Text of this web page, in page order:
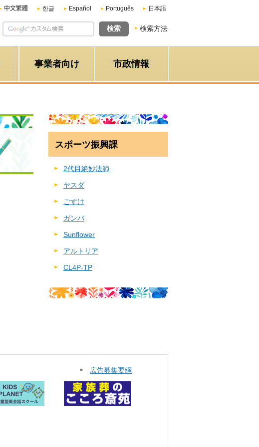
中文繁體 한글 Español Português 日本語
検索方法
事業者向け 市政情報
スポーツ振興課
2代目絶妙法師
ヤスダ
ごすけ
ガンバ
Sunflower
アルトリア
CL4P-TP
広告募集要綱